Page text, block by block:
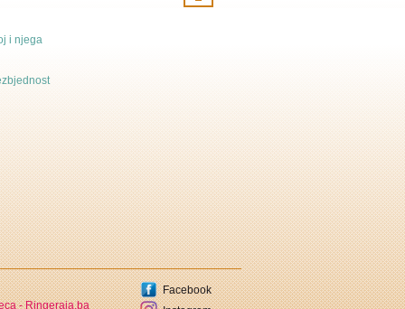
i njega
-Ringeraja.ba
Facebook